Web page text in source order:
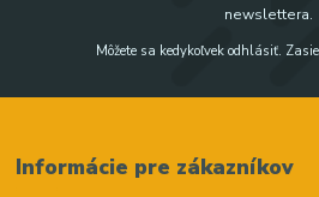
newslettera.
Môžete sa kedykoľvek odhlásiť.
Informácie pre zákazníkov